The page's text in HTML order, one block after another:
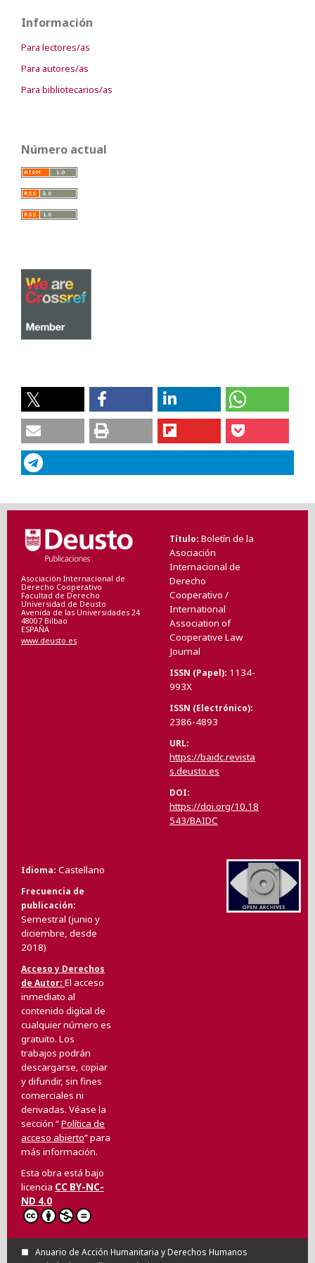
Información
Para lectores/as
Para autores/as
Para bibliotecarios/as
Número actual
Asociación Internacional de
Derecho Cooperativo
Facultad de Derecho
Universidad de Deusto
Avenida de las Universidades 24
48007 Bilbao
ESPAÑA
www.deusto.es
Título Boletín de la
Asociación
Internacional de
Derecho
Cooperativo /
International
Association of
Cooperative Law
Journal
ISSN (Papel) 1134-
993X
ISSN (Electrónico)
2386-4893
URL
https://baidc.revista
s.deusto.es
DOI
https://doi.org/10.18
543/BAIDC
Idioma Castellano
Frecuencia de
publicación
Semestral (junio y
diciembre, desde
2018)
Acceso y Derechos
de Autor El acceso
inmediato al
contenido digital de
cualquier número es
gratuito. Los
trabajos podrán
descargarse, copiar
y difundir, sin fines
comerciales ni
derivadas. Véase la
sección “Política de
acceso abierto” para
más información.
Esta obra está bajo
licencia CC BY-NC-
ND 4.0
Anuario de Acción Humanitaria y Derechos Humanos